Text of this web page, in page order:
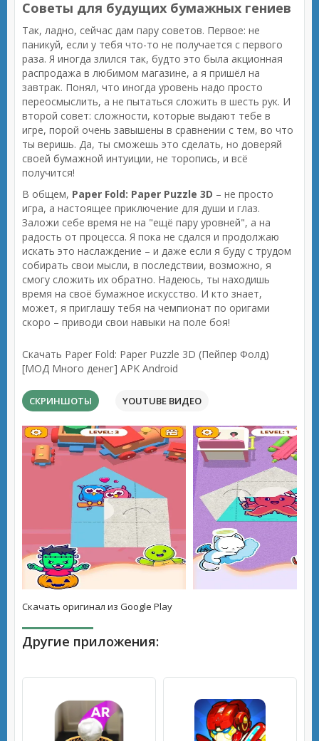
Советы для будущих бумажных гениев
Так, ладно, сейчас дам пару советов. Первое: не
паникуй, если у тебя что-то не получается с первого
раза. Я иногда злился так, будто это была акционная
распродажа в любимом магазине, а я пришёл на
завтрак. Понял, что иногда уровень надо просто
переосмыслить, а не пытаться сложить в шесть рук. И
второй совет: сложности, которые выдают тебе в
игре, порой очень завышены в сравнении с тем, во что
ты веришь. Да, ты сможешь это сделать, но доверяй
своей бумажной интуиции, не торопись, и всё
получится!
В общем, Paper Fold: Paper Puzzle 3D – не просто
игра, а настоящее приключение для души и глаз.
Заложи себе время не на "ещё пару уровней", а на
радость от процесса. Я пока не сдался и продолжаю
искать это наслаждение – и даже если я буду с трудом
собирать свои мысли, в последствии, возможно, я
смогу сложить их обратно. Надеюсь, ты находишь
время на своё бумажное искусство. И кто знает,
может, я приглашу тебя на чемпионат по оригами
скоро – приводи свои навыки на поле боя!
Скачать Paper Fold: Paper Puzzle 3D (Пейпер Фолд)
[МОД Много денег] APK Android
СКРИНШОТЫ YOUTUBE ВИДЕО
Скачать оригинал из Google Play
Другие приложения: